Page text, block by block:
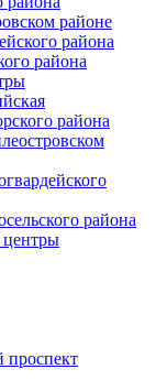
районе
района
района
района
района
центры
проспект